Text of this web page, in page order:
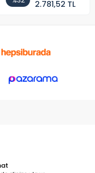
2.781,52 TL